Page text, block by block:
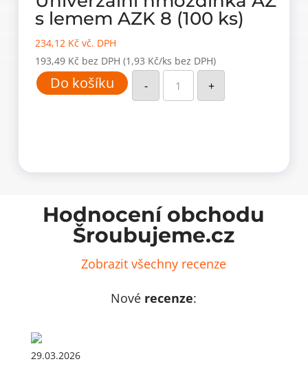
s lemem AZK 8 (100 ks)
234,12 Kč vč. DPH
193,49 Kč bez DPH (1,93 Kč/ks bez DPH)
Do košíku -
Univerzální
hmoždinka
s
+
Hodnocení obchodu
Šroubujeme.cz
Zobrazit všechny recenze
Nové recenze:
29.03.2026